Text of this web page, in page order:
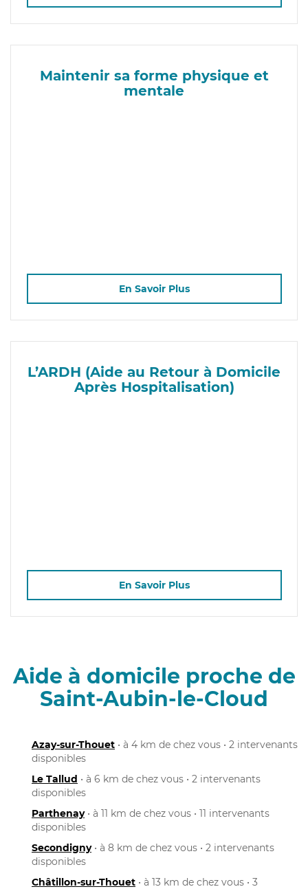
Maintenir sa forme physique et
mentale
En Savoir Plus
L’ARDH (Aide au Retour à Domicile
Après Hospitalisation)
En Savoir Plus
Aide à domicile proche de
Saint-Aubin-le-Cloud
Azay-sur-Thouet • à 4 km de chez vous • 2 intervenants
disponibles
Le Tallud • à 6 km de chez vous • 2 intervenants
disponibles
Parthenay• à 11 km de chez vous • 11 intervenants
disponibles
Secondigny• à 8 km de chez vous • 2 intervenants
disponibles
Châtillon-sur-Thouet • à 13 km de chez vous • 3